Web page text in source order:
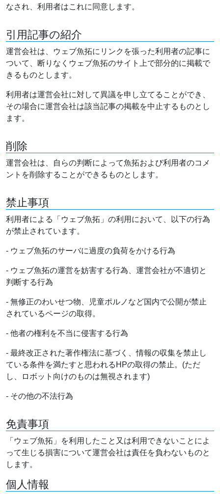
なされ、利用者はこれに同意します。
引用記事の紹介
運営会社は、ウェブ魚拓にリンクを張った利用者の記事に
ついて、断りなくウェブ魚拓のサイト上で部分的に掲載で
きるものとします。
利用者は運営会社に対して異議を申し立てることができ、
その場合に運営会社は該当記事の掲載を中止するものとし
ます。
削除
運営会社は、自らの判断によって魚拓および利用者のコメ
ントを削除することができるものとします。
禁止事項
利用者による「ウェブ魚拓」の利用において、以下の行為
が禁止されています。
- ウェブ魚拓のサーバに過度の負荷をかける行為
- ウェブ魚拓の運営を妨害する行為、運営会社が不適切と
判断する行為
- 無修正のわいせつ物、児童ポルノなど国内で公開が禁止
されているページの取得。
- 他者の権利を不当に侵害する行為
- 最終改正された著作権法に基づく、情報の収集を禁止し
ている条件を満たすと思われるHPの取得の禁止。(ただ
し、ロボット向けのものは無視されます)
- その他の不法行為
免責事項
「ウェブ魚拓」を利用したこと又は利用できないことによ
って生じる損害について運営会社は責任を負わないものと
します。
個人情報